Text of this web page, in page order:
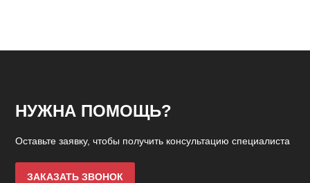
НУЖНА ПОМОЩЬ?
Оставьте заявку, чтобы получить консультацию специалиста
ЗАКАЗАТЬ ЗВОНОК